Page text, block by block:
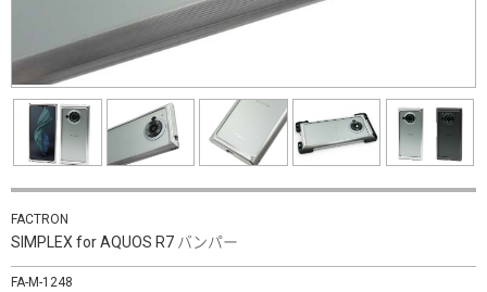
FACTRON
SIMPLEX for AQUOS R7 バンパー
FA-M-1248